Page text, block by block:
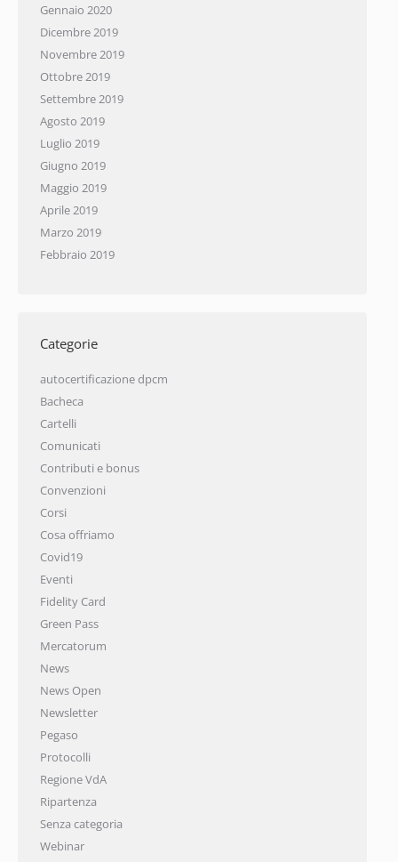
Gennaio 2020
Dicembre 2019
Novembre 2019
Ottobre 2019
Settembre 2019
Agosto 2019
Luglio 2019
Giugno 2019
Maggio 2019
Aprile 2019
Marzo 2019
Febbraio 2019
Categorie
autocertificazione dpcm
Bacheca
Cartelli
Comunicati
Contributi e bonus
Convenzioni
Corsi
Cosa offriamo
Covid19
Eventi
Fidelity Card
Green Pass
Mercatorum
News
News Open
Newsletter
Pegaso
Protocolli
Regione VdA
Ripartenza
Senza categoria
Webinar